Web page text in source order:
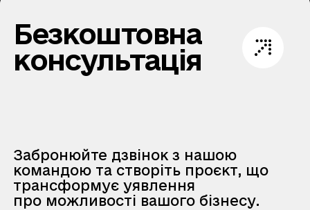
Безкоштовна
консультація
Забронюйте дзвінок з нашою
командою та створіть проєкт, що
трансформує уявлення
про можливості вашого бізнесу.